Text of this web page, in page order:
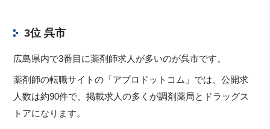
3位 呉市
広島県内で3番目に薬剤師求人が多いのが呉市です。
薬剤師の転職サイトの「アプロドットコム」では、公開求
人数は約90件で、掲載求人の多くが調剤薬局とドラッグス
トアになります。